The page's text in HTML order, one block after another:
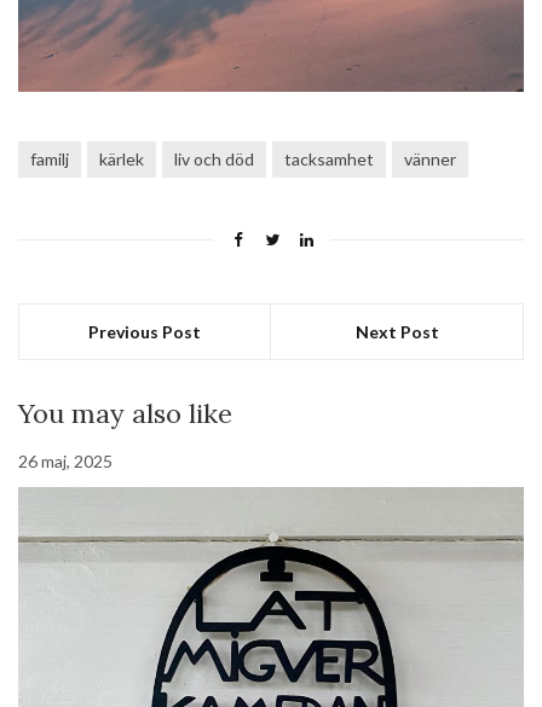
familj kärlek liv och död tacksamhet vänner
Previous Post Next Post
You may also like
26 maj, 2025